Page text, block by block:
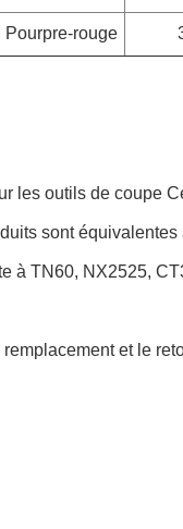
Pourpre-rouge
les outils de coupe
sont
à TN60, NX2525,
et le